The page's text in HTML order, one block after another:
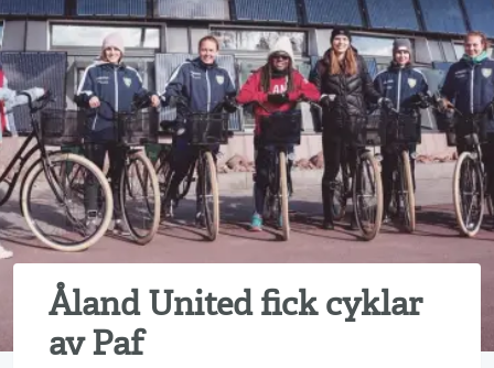
Åland United fick cyklar
av Paf